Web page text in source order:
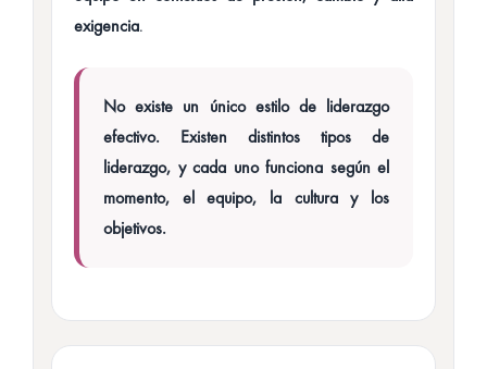
exigencia.
No existe un único estilo de liderazgo
efectivo. Existen distintos tipos de
liderazgo, y cada uno funciona según el
momento, el equipo, la cultura y los
objetivos.